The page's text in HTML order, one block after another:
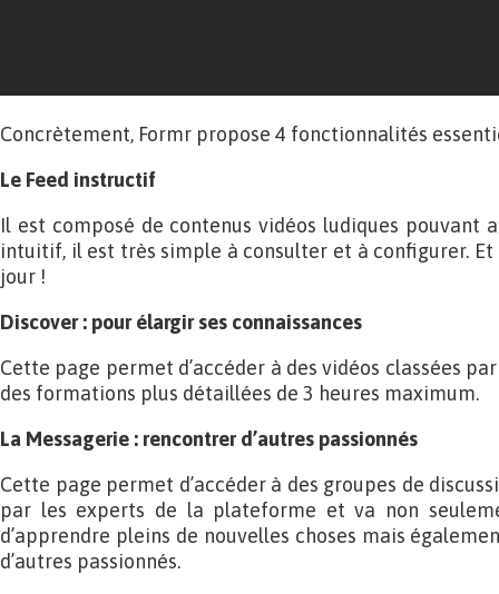
Concrètement, Formr propose 4 fonctionnalités
Le Feed instructif
Il est composé de contenus vidéos ludiques pouvant
intuitif, il est très simple à consulter et à configurer. Et
jour !
Discover : pour élargir ses connaissances
Cette page permet d’accéder à des vidéos classées
des formations plus détaillées de 3 heures maximum.
La Messagerie : rencontrer d’autres passionnés
Cette page permet d’accéder à des groupes de
par les experts de la plateforme et va non
d’apprendre pleins de nouvelles choses mais
d’autres passionnés.